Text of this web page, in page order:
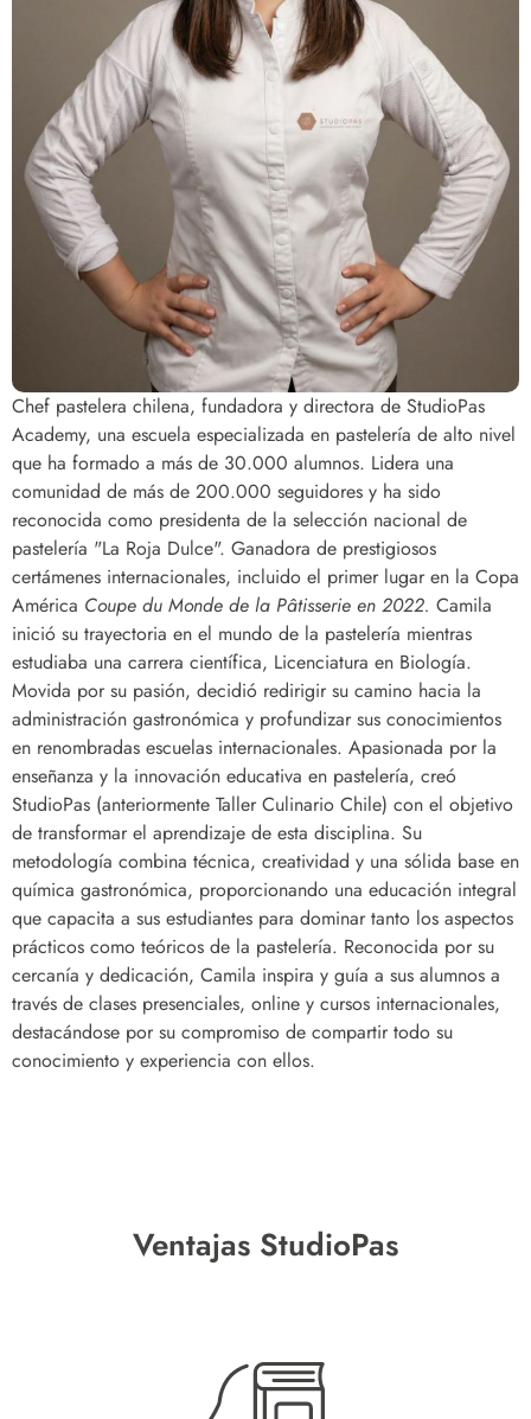
Chef pastelera chilena, fundadora y directora de StudioPas
Academy, una escuela especializada en pastelería de alto nivel
que ha formado a más de 30.000 alumnos. Lidera una
comunidad de más de 200.000 seguidores y ha sido
reconocida como presidenta de la selección nacional de
pastelería "La Roja Dulce". Ganadora de prestigiosos
certámenes internacionales, incluido el primer lugar en la Copa
América Coupe du Monde de la Pâtisserie en 2022. Camila
inició su trayectoria en el mundo de la pastelería mientras
estudiaba una carrera científica, Licenciatura en Biología.
Movida por su pasión, decidió redirigir su camino hacia la
administración gastronómica y profundizar sus conocimientos
en renombradas escuelas internacionales. Apasionada por la
enseñanza y la innovación educativa en pastelería, creó
StudioPas (anteriormente Taller Culinario Chile) con el objetivo
de transformar el aprendizaje de esta disciplina. Su
metodología combina técnica, creatividad y una sólida base en
química gastronómica, proporcionando una educación integral
que capacita a sus estudiantes para dominar tanto los aspectos
prácticos como teóricos de la pastelería. Reconocida por su
cercanía y dedicación, Camila inspira y guía a sus alumnos a
través de clases presenciales, online y cursos internacionales,
destacándose por su compromiso de compartir todo su
conocimiento y experiencia con ellos.
Ventajas StudioPas